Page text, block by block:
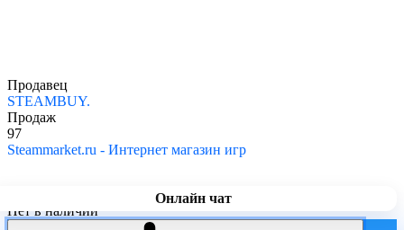
Онлайн чат
Продавец
STEAMBUY.
Продаж
97
Steammarket.ru - Интернет магазин игр
Нет в наличии